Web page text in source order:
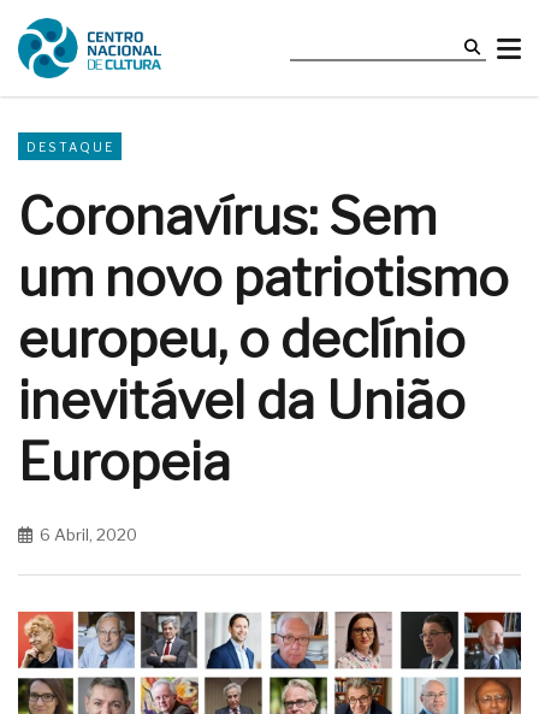
DESTAQUE
Coronavírus: Sem
um novo patriotismo
europeu, o declínio
inevitável da União
Europeia
6 Abril, 2020